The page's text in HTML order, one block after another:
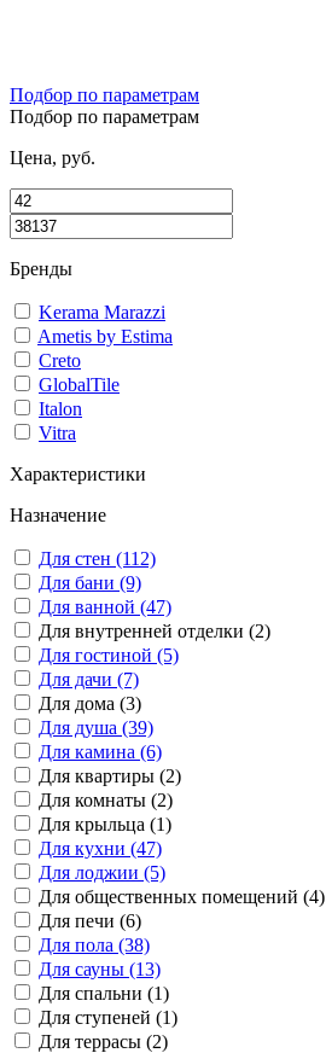
Подбор по параметрам
Подбор по параметрам
Цена, руб.
Бренды
Kerama Marazzi
Ametis by Estima
Creto
GlobalTile
Italon
Vitra
Характеристики
Назначение
Для стен (112)
Для бани (9)
Для ванной (47)
Для внутренней отделки (2)
Для гостиной (5)
Для дачи (7)
Для дома (3)
Для душа (39)
Для камина (6)
Для квартиры (2)
Для комнаты (2)
Для крыльца (1)
Для кухни (47)
Для лоджии (5)
Для общественных помещений (4)
Для печи (6)
Для пола (38)
Для сауны (13)
Для спальни (1)
Для ступеней (1)
Для террасы (2)